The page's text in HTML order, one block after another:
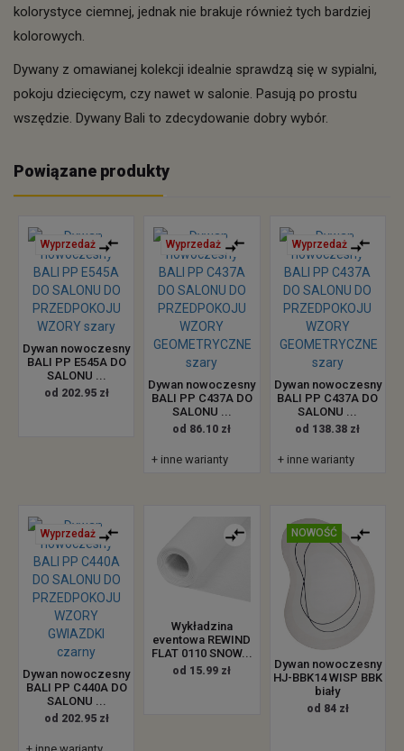
kolorystyce ciemnej, jednak nie brakuje również tych bardziej
kolorowych.
Dywany z omawianej kolekcji idealnie sprawdzą się w sypialni,
pokoju dziecięcym, czy nawet w salonie. Pasują po prostu
wszędzie. Dywany Bali to zdecydowanie dobry wybór.
Powiązane produkty
Wyprzedaż
Dywan nowoczesny
BALI PP E545A DO
SALONU ...
od 202.95 zł
Wyprzedaż
Dywan nowoczesny
BALI PP C437A DO
SALONU ...
od 86.10 zł
+ inne warianty
Wyprzedaż
Dywan nowoczesny
BALI PP C437A DO
SALONU ...
od 138.38 zł
+ inne warianty
Wyprzedaż
Dywan nowoczesny
BALI PP C440A DO
SALONU ...
od 202.95 zł
Wykładzina
eventowa REWIND
FLAT 0110 SNOW...
od 15.99 zł
NOWOŚĆ
Dywan nowoczesny
HJ-BBK14 WISP BBK
biały
od 84 zł